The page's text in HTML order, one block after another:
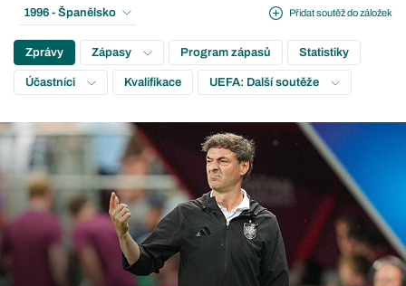
Přidat soutěž do záložek
1996 - Španělsko
Zprávy Zápasy Program zápasů Statistiky
Účastníci Kvalifikace UEFA: Další soutěže